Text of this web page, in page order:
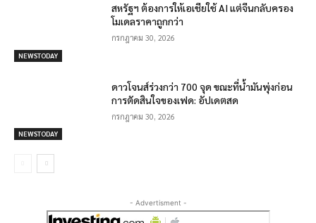
NEWSTODAY
สหรัฐฯ ต้องการให้เอเชียใช้ AI แต่จีนกลับครอง
โมเดลราคาถูกกว่า
กรกฎาคม 30, 2026
NEWSTODAY
ดาวโจนส์ร่วงกว่า 700 จุด ขณะที่น้ำมันพุ่งก่อน
การตัดสินใจของเฟด: อัปเดตสด
กรกฎาคม 30, 2026
- Advertisment -